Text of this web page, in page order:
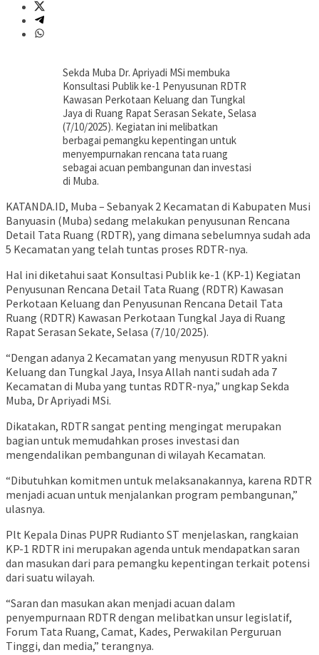
Sekda Muba Dr. Apriyadi MSi membuka
Konsultasi Publik ke-1 Penyusunan RDTR
Kawasan Perkotaan Keluang dan Tungkal
Jaya di Ruang Rapat Serasan Sekate, Selasa
(7/10/2025). Kegiatan ini melibatkan
berbagai pemangku kepentingan untuk
menyempurnakan rencana tata ruang
sebagai acuan pembangunan dan investasi
di Muba.
KATANDA.ID, Muba – Sebanyak 2 Kecamatan di Kabupaten Musi
Banyuasin (Muba) sedang melakukan penyusunan Rencana
Detail Tata Ruang (RDTR), yang dimana sebelumnya sudah ada
5 Kecamatan yang telah tuntas proses RDTR-nya.
Hal ini diketahui saat Konsultasi Publik ke-1 (KP-1) Kegiatan
Penyusunan Rencana Detail Tata Ruang (RDTR) Kawasan
Perkotaan Keluang dan Penyusunan Rencana Detail Tata
Ruang (RDTR) Kawasan Perkotaan Tungkal Jaya di Ruang
Rapat Serasan Sekate, Selasa (7/10/2025).
“Dengan adanya 2 Kecamatan yang menyusun RDTR yakni
Keluang dan Tungkal Jaya, Insya Allah nanti sudah ada 7
Kecamatan di Muba yang tuntas RDTR-nya,” ungkap Sekda
Muba, Dr Apriyadi MSi.
Dikatakan, RDTR sangat penting mengingat merupakan
bagian untuk memudahkan proses investasi dan
mengendalikan pembangunan di wilayah Kecamatan.
“Dibutuhkan komitmen untuk melaksanakannya, karena RDTR
menjadi acuan untuk menjalankan program pembangunan,”
ulasnya.
Plt Kepala Dinas PUPR Rudianto ST menjelaskan, rangkaian
KP-1 RDTR ini merupakan agenda untuk mendapatkan saran
dan masukan dari para pemangku kepentingan terkait potensi
dari suatu wilayah.
“Saran dan masukan akan menjadi acuan dalam
penyempurnaan RDTR dengan melibatkan unsur legislatif,
Forum Tata Ruang, Camat, Kades, Perwakilan Perguruan
Tinggi, dan media,” terangnya.